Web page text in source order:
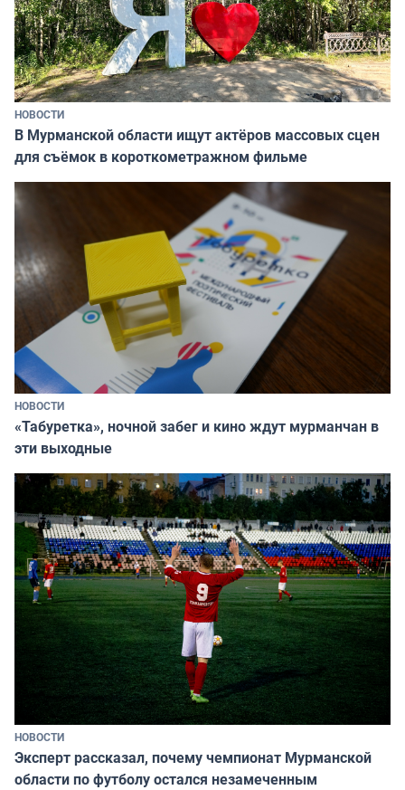
НОВОСТИ
В Мурманской области ищут актёров массовых сцен
для съёмок в короткометражном фильме
НОВОСТИ
«Табуретка», ночной забег и кино ждут мурманчан в
эти выходные
НОВОСТИ
Эксперт рассказал, почему чемпионат Мурманской
области по футболу остался незамеченным